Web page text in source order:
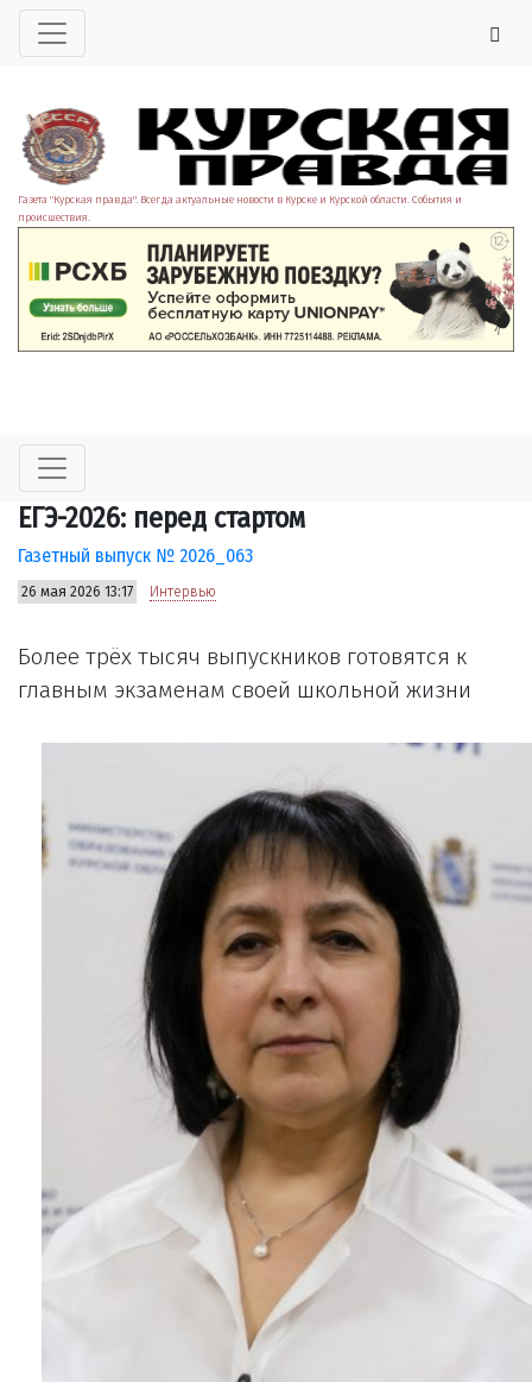
Газета "Курская правда". Всегда актуальные новости в Курске и Курской области. События и
происшествия.
ЕГЭ-2026: перед стартом
Газетный выпуск № 2026_063
26 мая 2026 13:17 Интервью
Более трёх тысяч выпускников готовятся к
главным экзаменам своей школьной жизни